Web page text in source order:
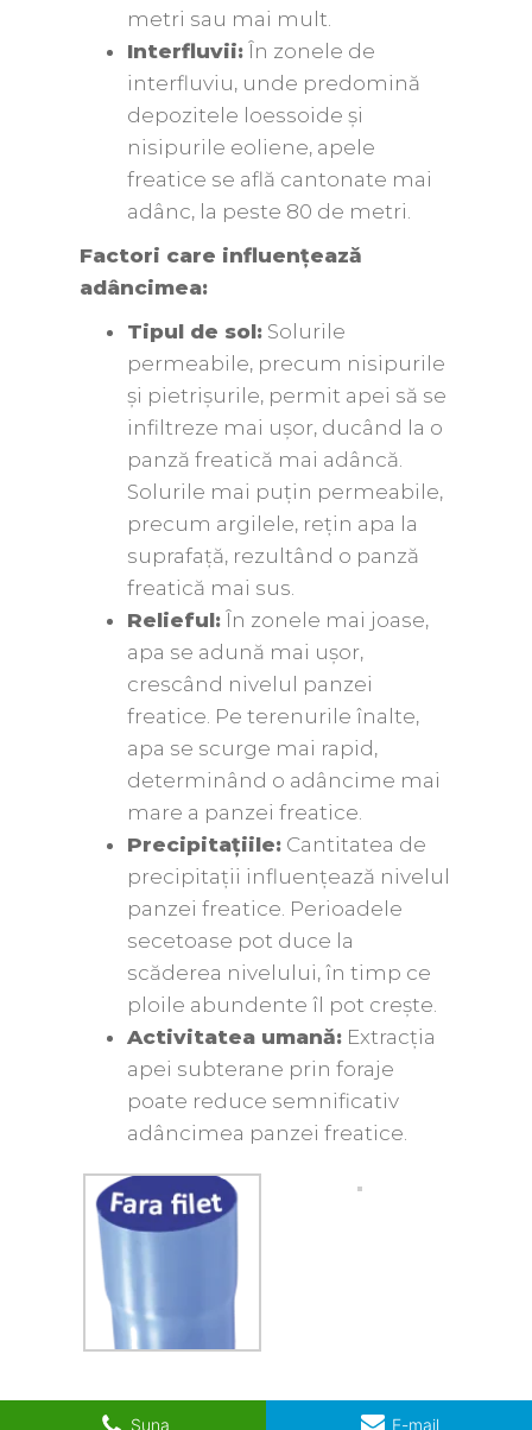
metri sau mai mult.
Interfluvii:În zonele de
interfluviu, unde predomină
depozitele loessoide și
nisipurile eoliene, apele
freatice se află cantonate mai
adânc, la peste 80 de metri.
Factori care influențează
adâncimea:
Tipul de sol:Solurile
permeabile, precum nisipurile
și pietrișurile, permit apei să se
infiltreze mai ușor, ducând la o
panză freatică mai adâncă.
Solurile mai puțin permeabile,
precum argilele, rețin apa la
suprafață, rezultând o panză
freatică mai sus.
Relieful:În zonele mai joase,
apa se adună mai ușor,
crescând nivelul panzei
freatice. Pe terenurile înalte,
apa se scurge mai rapid,
determinând o adâncime mai
mare a panzei freatice.
Precipitațiile:Cantitatea de
precipitații influențează nivelul
panzei freatice. Perioadele
secetoase pot duce la
scăderea nivelului, în timp ce
ploile abundente îl pot crește.
Activitatea umană:Extracția
apei subterane prin foraje
poate reduce semnificativ
adâncimea panzei freatice.
Suna E-mail